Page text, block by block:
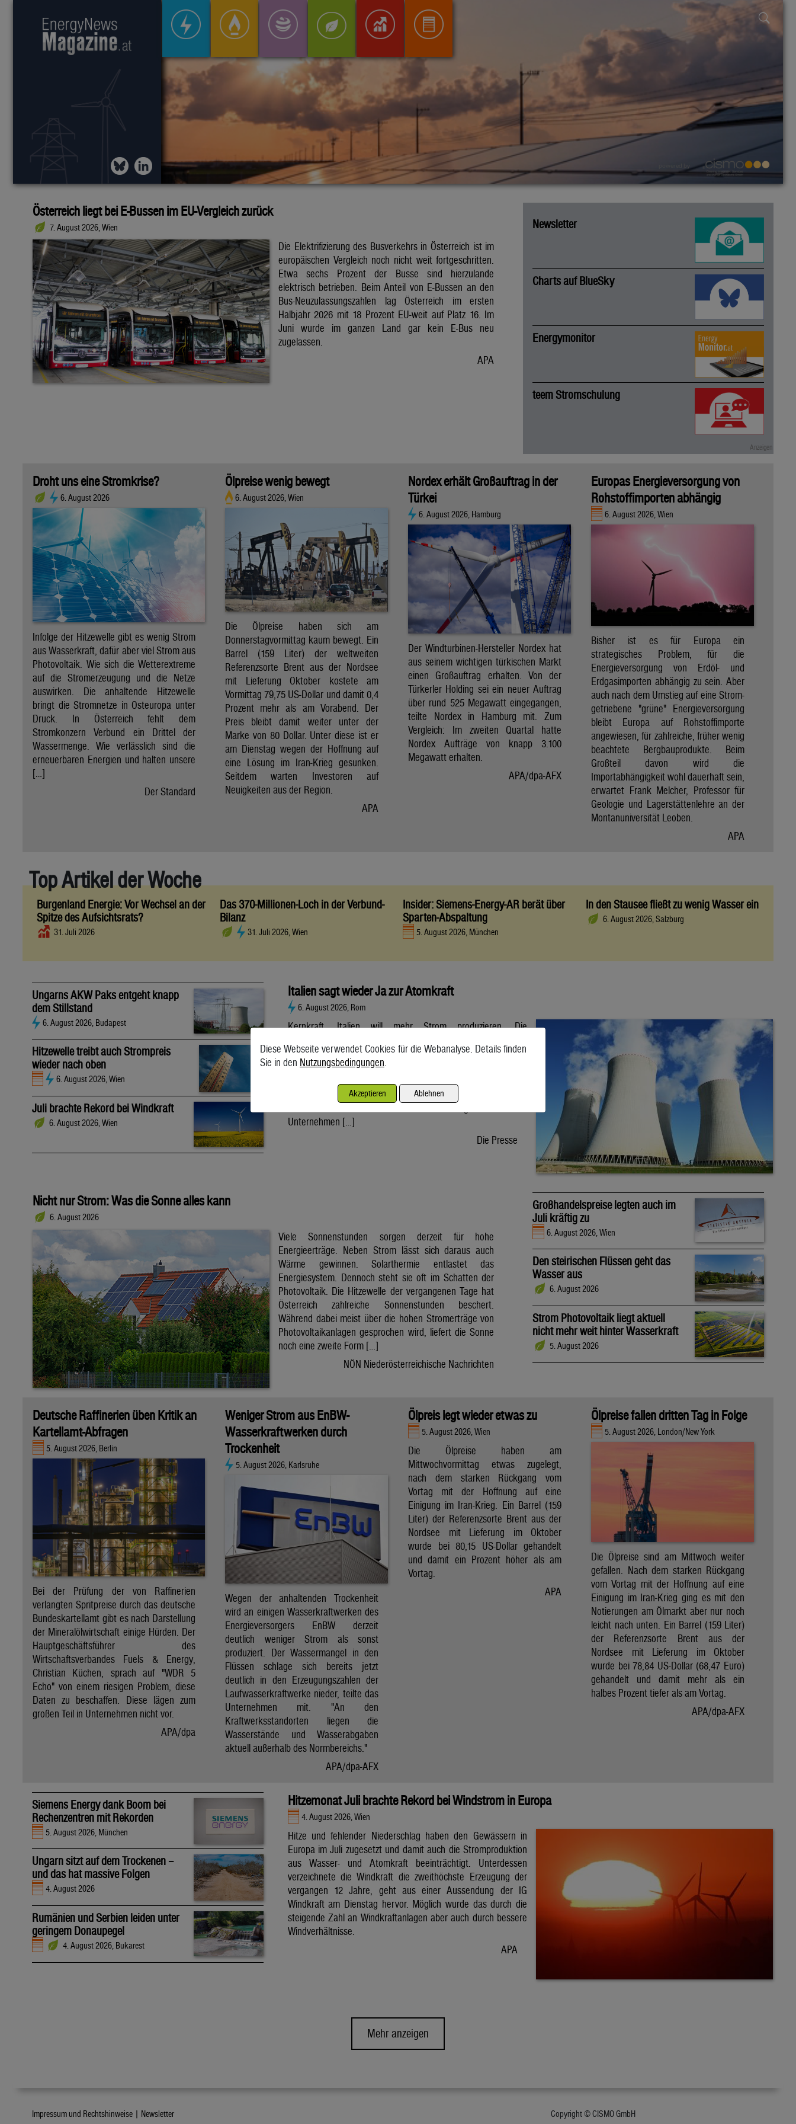
Österreich liegt bei E-Bussen im EU-Vergleich zurück
7. August 2026, Wien
Die Elektrifizierung des Busverkehrs in Österreich ist im
europäischen Vergleich noch nicht weit fortgeschritten.
Etwa sechs Prozent der Busse sind hierzulande
elektrisch betrieben. Beim Anteil von E-Bussen an den
Bus-Neuzulassungszahlen lag Österreich im ersten
Halbjahr 2026 mit 18 Prozent EU-weit auf Platz 16. Im
Juni wurde im ganzen Land gar kein E-Bus neu
zugelassen.
APA
Newsletter
Charts auf BlueSky
Energymonitor
teem Stromschulung
Droht uns eine Stromkrise?
6. August 2026
Infolge der Hitzewelle gibt es wenig Strom
aus Wasserkraft, dafür aber viel Strom aus
Photovoltaik. Wie sich die Wetterextreme
auf die Stromerzeugung und die Netze
auswirken. Die anhaltende Hitzewelle
bringt die Stromnetze in Osteuropa unter
Druck. In Österreich fehlt dem
Stromkonzern Verbund ein Drittel der
Wassermenge. Wie verlässlich sind die
erneuerbaren Energien und halten unsere
[…]
Der Standard
Ölpreise wenig bewegt
6. August 2026, Wien
Die Ölpreise haben sich am
Donnerstagvormittag kaum bewegt. Ein
Barrel (159 Liter) der weltweiten
Referenzsorte Brent aus der Nordsee
mit Lieferung Oktober kostete am
Vormittag 79,75 US-Dollar und damit 0,4
Prozent mehr als am Vorabend. Der
Preis bleibt damit weiter unter der
Marke von 80 Dollar. Unter diese ist er
am Dienstag wegen der Hoffnung auf
eine Lösung im Iran-Krieg gesunken.
Seitdem warten Investoren auf
Neuigkeiten aus der Region.
APA
Nordex erhält Großauftrag in der
Türkei
6. August 2026, Hamburg
Der Windturbinen-Hersteller Nordex hat
aus seinem wichtigen türkischen Markt
einen Großauftrag erhalten. Von der
Türkerler Holding sei ein neuer Auftrag
über rund 525 Megawatt eingegangen,
teilte Nordex in Hamburg mit. Zum
Vergleich: Im zweiten Quartal hatte
Nordex Aufträge von knapp 3.100
Megawatt erhalten.
APA/dpa-AFX
Europas Energieversorgung von
Rohstoffimporten abhängig
6. August 2026, Wien
Bisher ist es für Europa ein
strategisches Problem, für die
Energieversorgung von Erdöl- und
Erdgasimporten abhängig zu sein. Aber
auch nach dem Umstieg auf eine Strom-
getriebene "grüne" Energieversorgung
bleibt Europa auf Rohstoffimporte
angewiesen, für zahlreiche, früher wenig
beachtete Bergbauprodukte. Beim
Großteil davon wird die
Importabhängigkeit wohl dauerhaft sein,
erwartet Frank Melcher, Professor für
Geologie und Lagerstättenlehre an der
Montanuniversität Leoben.
APA
Top Artikel der Woche
Burgenland Energie: Vor Wechsel an der
Spitze des Aufsichtsrats?
31. Juli 2026
Das 370-Millionen-Loch in der Verbund-
Bilanz
31. Juli 2026, Wien
Insider: Siemens-Energy-AR berät über
Sparten-Abspaltung
5. August 2026, München
In den Stausee fließt zu wenig Wasser ein
6. August 2026, Salzburg
Ungarns AKW Paks entgeht knapp
dem Stillstand
6. August 2026, Budapest
Hitzewelle treibt auch Strompreis
wieder nach oben
6. August 2026, Wien
Juli brachte Rekord bei Windkraft
6. August 2026, Wien
Italien sagt wieder Ja zur Atomkraft
6. August 2026, Rom
Kernkraft. Italien will mehr Strom produzieren. Die
Unsicherheiten. Italien will zurück zur Atomkraft. Der Senat
wird voraussichtlich nach der Sommerpause einem Gesetz
zustimmen, danach kann die Regierung ein entsprechendes
Dekret verabschieden. Der Weg bis zur Inbetriebnahme eines
Unternehmen […]
Die Presse
Nicht nur Strom: Was die Sonne alles kann
6. August 2026
Viele Sonnenstunden sorgen derzeit für hohe
Energieerträge. Neben Strom lässt sich daraus auch
Wärme gewinnen. Solarthermie entlastet das
Energiesystem. Dennoch steht sie oft im Schatten der
Photovoltaik. Die Hitzewelle der vergangenen Tage hat
Österreich zahlreiche Sonnenstunden beschert.
Während dabei meist über die hohen Stromerträge von
Photovoltaikanlagen gesprochen wird, liefert die Sonne
noch eine zweite Form […]
NÖN Niederösterreichische Nachrichten
Großhandelspreise legten auch im
Juli kräftig zu
6. August 2026, Wien
Den steirischen Flüssen geht das
Wasser aus
6. August 2026
Strom Photovoltaik liegt aktuell
nicht mehr weit hinter Wasserkraft
5. August 2026
Deutsche Raffinerien üben Kritik an
Kartellamt-Abfragen
5. August 2026, Berlin
Bei der Prüfung der von Raffinerien
verlangten Spritpreise durch das deutsche
Bundeskartellamt gibt es nach Darstellung
der Mineralölwirtschaft einige Hürden. Der
Hauptgeschäftsführer des
Wirtschaftsverbandes Fuels & Energy,
Christian Küchen, sprach auf "WDR 5
Echo" von einem riesigen Problem, diese
Daten zu beschaffen. Diese lägen zum
großen Teil in Unternehmen nicht vor.
APA/dpa
Weniger Strom aus EnBW-
Wasserkraftwerken durch
Trockenheit
5. August 2026, Karlsruhe
Wegen der anhaltenden Trockenheit
wird an einigen Wasserkraftwerken des
Energieversorgers EnBW derzeit
deutlich weniger Strom als sonst
produziert. Der Wassermangel in den
Flüssen schlage sich bereits jetzt
deutlich in den Erzeugungszahlen der
Laufwasserkraftwerke nieder, teilte das
Unternehmen mit. "An den
Kraftwerksstandorten liegen die
Wasserstände und Wasserabgaben
aktuell außerhalb des Normbereichs."
APA/dpa-AFX
Ölpreis legt wieder etwas zu
5. August 2026, Wien
Die Ölpreise haben am
Mittwochvormittag etwas zugelegt,
nach dem starken Rückgang vom
Vortag mit der Hoffnung auf eine
Einigung im Iran-Krieg. Ein Barrel (159
Liter) der Referenzsorte Brent aus der
Nordsee mit Lieferung im Oktober
wurde bei 80,15 US-Dollar gehandelt
und damit ein Prozent höher als am
Vortag.
APA
Ölpreise fallen dritten Tag in Folge
5. August 2026, London/New York
Die Ölpreise sind am Mittwoch weiter
gefallen. Nach dem starken Rückgang
vom Vortag mit der Hoffnung auf eine
Einigung im Iran-Krieg ging es mit den
Notierungen am Ölmarkt aber nur noch
leicht nach unten. Ein Barrel (159 Liter)
der Referenzsorte Brent aus der
Nordsee mit Lieferung im Oktober
wurde bei 78,84 US-Dollar (68,47 Euro)
gehandelt und damit mehr als ein
halbes Prozent tiefer als am Vortag.
APA/dpa-AFX
Siemens Energy dank Boom bei
Rechenzentren mit Rekorden
5. August 2026, München
Ungarn sitzt auf dem Trockenen –
und das hat massive Folgen
4. August 2026
Rumänien und Serbien leiden unter
geringem Donaupegel
4. August 2026, Bukarest
Hitzemonat Juli brachte Rekord bei Windstrom in Europa
4. August 2026, Wien
Hitze und fehlender Niederschlag haben den Gewässern in
Europa im Juli zugesetzt und damit auch die Stromproduktion
aus Wasser- und Atomkraft beeinträchtigt. Unterdessen
verzeichnete die Windkraft die zweithöchste Erzeugung der
vergangen 12 Jahre, geht aus einer Aussendung der IG
Windkraft am Dienstag hervor. Möglich wurde das durch die
steigende Zahl an Windkraftanlagen aber auch durch bessere
Windverhältnisse.
APA
Mehr anzeigen
Impressum und Rechtshinweise | Newsletter Copyright © CISMO GmbH
Diese Webseite verwendet Cookies für die Webanalyse. Details finden
Sie in den Nutzungsbedingungen
Akzeptieren Ablehnen